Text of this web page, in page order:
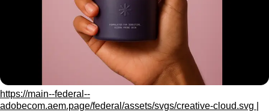
https://main--federal--
adobecom.aem.page/federal/assets/svgs/creative-cloud.svg |